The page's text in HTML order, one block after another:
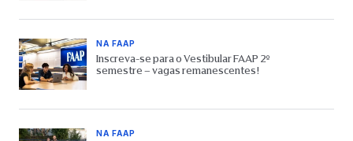
NA FAAP
Inscreva-se para o Vestibular FAAP 2º
semestre – vagas remanescentes!
NA FAAP